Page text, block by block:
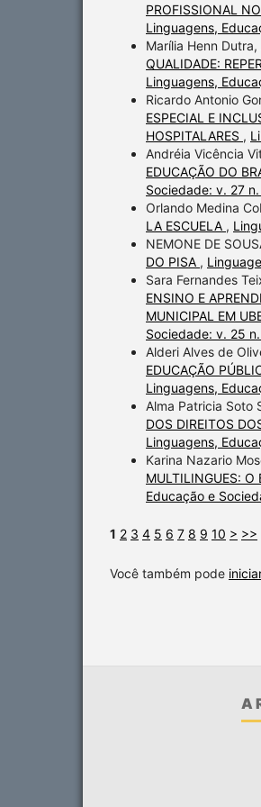
PROFISSIONAL
Linguagens,
Marília Henn
QUALIDADE:
Linguagens,
Ricardo Antonio
ESPECIAL E
HOSPITALARES ,
Andréia Vicência
EDUCAÇÃO DO
Sociedade: v. 27
Orlando Medina
LA ESCUELA ,
NEMONE DE
DO PISA ,
Sara Fernandes
ENSINO E
MUNICIPAL EM
Sociedade: v. 25
Alderi Alves de
EDUCAÇÃO
Linguagens,
Alma Patricia Soto
DOS DIREITOS
Linguagens,
Karina Nazario
MULTILINGUES: O
Educação e
1 2 3 4 5 6 7 8 9 10 > >>
Você também pode
A